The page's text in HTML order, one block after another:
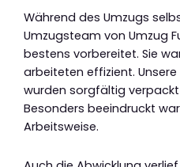
Während des Umzugs
Umzugsteam von Umzug
bestens vorbereitet. Sie
arbeiteten effizient.
wurden sorgfältig
Besonders beeindruckt
Arbeitsweise.